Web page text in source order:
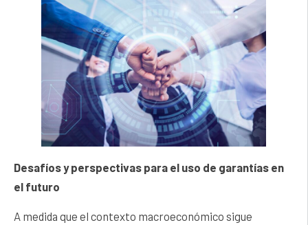
Desafíos y perspectivas para el uso de garantías en
el futuro
A medida que el contexto macroeconómico sigue